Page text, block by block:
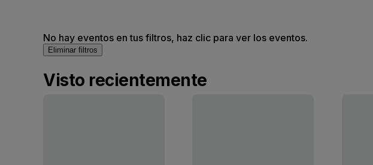
No hay eventos en tus filtros, haz clic para ver los eventos.
Eliminar filtros
Visto recientemente